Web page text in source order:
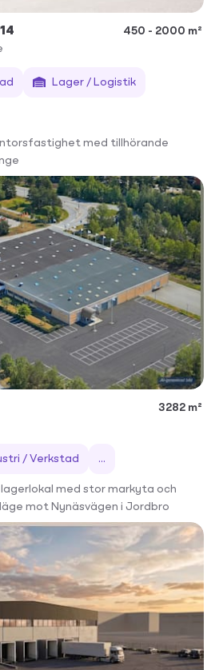
450 - 2000 m²
Lager / Logistik
med tillhörande
3282 m²
/ Verkstad ...
lagerlokal med stor markyta och
mot Nynäsvägen i Jordbro